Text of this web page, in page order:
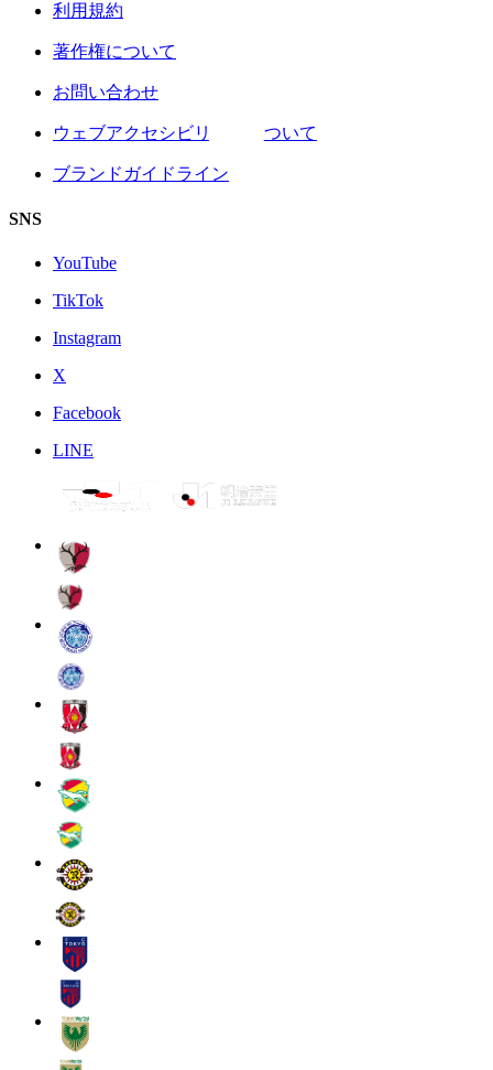
利用規約
著作権について
お問い合わせ
ウェブアクセシビリティについて
ブランドガイドライン
SNS
YouTube
TikTok
Instagram
X
Facebook
LINE